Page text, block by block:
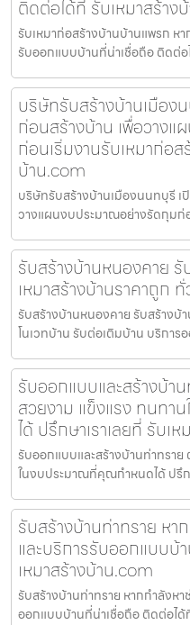
ติดต่อได้ที่ รับเหมาสร้าง
รับเหมาก่อสร้างบ้านบ้านแพรก ห
รับออกแบบบ้านที่น่าเชื่อถือ ติดต่อ
บริษัทรับสร้างบ้านเมือง
ก่อนสร้างบ้าน เพื่อวาง
ก่อนเริ่มงานรับเหมาก่อส
บ้าน.com
บริษัทรับสร้างบ้านเมืองนนทบุรี
วางแผนงบประมาณอย่างรัดกุมก่
รับสร้างบ้านหนองคาย
เหมาสร้างบ้านราคาถูก ทั่
รับสร้างบ้านหนองคาย รับสร้างบ้
โนเวทบ้าน รับต่อเติมบ้าน บริกา
รับออกแบบและสร้างบ้า
สวยงาม แข็งแรง ทนท
ได้ ปรึกษาเราเลยที่ รับเ
รับออกแบบและสร้างบ้านท่าทรา
ในงบประมาณที่คุณกำหนดได้ ปรึก
รับสร้างบ้านท่าทราย หา
และบริการรับออกแบบบ้
เหมาสร้างบ้าน.com
รับสร้างบ้านท่าทราย หากกำลังห
ออกแบบบ้านที่น่าเชื่อถือ ติดต่อได้